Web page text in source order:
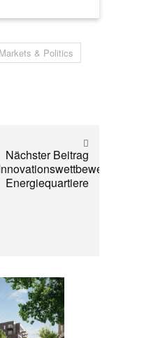
Markets & Politics
Nächster Beitrag
Energiequartiere